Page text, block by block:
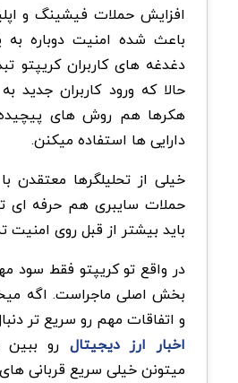
افزایش حملات فیشینگ و
باعث شده امنیت دوباره
دغدغه های کاربران کریپتو
حالا که ورود کاربران جدید
هکرها هم روش های
دارایی ها استفاده میکنن.
خیلی از تحلیلگرها معتقدن با
حملات سایبری هم حرفه ای
باید بیشتر از قبل روی امنیت
در واقع تو کریپتو فقط سود
بخش اصلی ماجراست. اگه
و اتفاقات مهم رو سریع تر
اخبار ارز دیجیتال رو
میتونن خیلی سریع قربانی